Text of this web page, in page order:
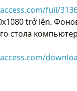
full/
trở lên.
стола